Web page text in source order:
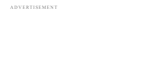
ADVERTISEMENT